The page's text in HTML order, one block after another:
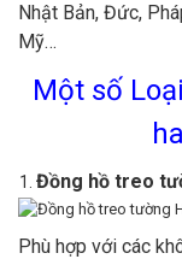
Nhật Bản, Đức,
Mỹ…
Một số
Đồng hồ treo
Phù hợp với các